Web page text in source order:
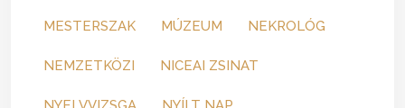
MESTERSZAK MÚZEUM NEKROLÓG
NEMZETKÖZI NICEAI ZSINAT